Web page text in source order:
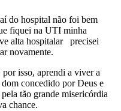
do hospital não foi bem
fiquei na UTI minha
alta hospitalar precisei
novamente.
isso, aprendi a viver a
concedido por Deus e
tão grande misericórdia
chance.